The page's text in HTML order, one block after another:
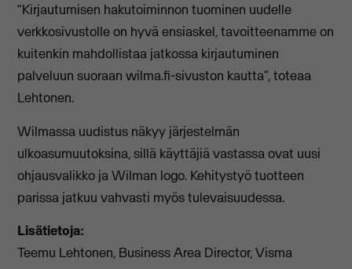
“Kirjautumisen hakutoiminnon tuominen uudelle
verkkosivustolle on hyvä ensiaskel, tavoitteenamme on
kuitenkin mahdollistaa jatkossa kirjautuminen
palveluun suoraan wilma.fi-sivuston kautta”,toteaa
Lehtonen.
Wilmassa uudistus näkyy järjestelmän
ulkoasumuutoksina, sillä käyttäjiä vastassa ovat uusi
ohjausvalikko ja Wilman logo. Kehitystyö tuotteen
parissa jatkuu vahvasti myös tulevaisuudessa.
Lisätietoja:
Teemu Lehtonen, Business Area Director, Visma